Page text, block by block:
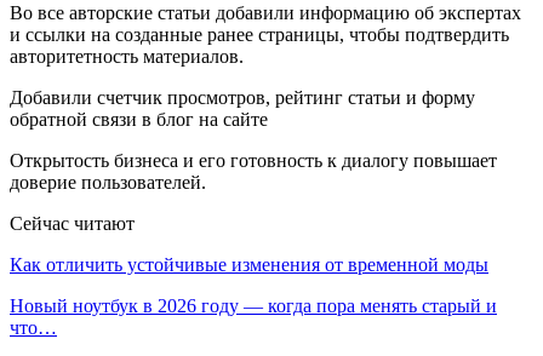
Во все авторские статьи добавили информацию об экспертах
и ссылки на созданные ранее страницы, чтобы подтвердить
авторитетность материалов.
Добавили счетчик просмотров, рейтинг статьи и форму
обратной связи в блог на сайте
Открытость бизнеса и его готовность к диалогу повышает
доверие пользователей.
Сейчас читают
Как отличить устойчивые изменения от временной моды
Новый ноутбук в 2026 году — когда пора менять старый и
что…